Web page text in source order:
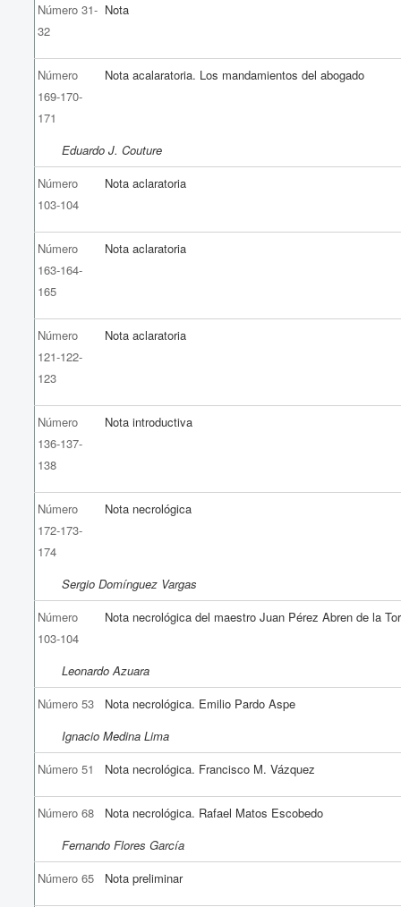
Número 31-
32
Nota
Número
169-170-
171
Nota acalaratoria. Los mandamientos del abogado
Eduardo J. Couture
Número
103-104
Nota aclaratoria
Número
163-164-
165
Nota aclaratoria
Número
121-122-
123
Nota aclaratoria
Número
136-137-
138
Nota introductiva
Número
172-173-
174
Nota necrológica
Sergio Domínguez Vargas
Número
103-104
Nota necrológica del maestro Juan Pérez Abren de la
Leonardo Azuara
Número 53
Nota necrológica. Emilio Pardo Aspe
Ignacio Medina Lima
Número 51
Nota necrológica. Francisco M. Vázquez
Número 68
Nota necrológica. Rafael Matos Escobedo
Fernando Flores García
Número 65
Nota preliminar